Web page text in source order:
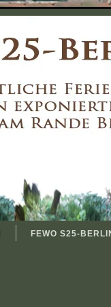
FEWO S25-